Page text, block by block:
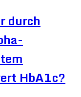
durch
HbA1c?